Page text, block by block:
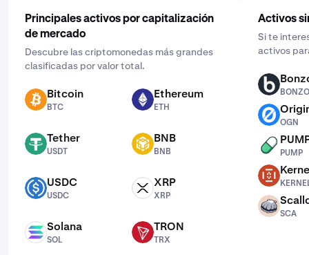
Principales activos por capitalización
de mercado
Descubre las criptomonedas más grandes
clasificadas por valor total.
BTC Bitcoin
BTC
ETH Ethereum
ETH
USDT Tether
USDT
BNB BNB
BNB
USDC USDC
USDC
XRP XRP
XRP
SOL Solana
SOL
TRX TRON
TRX
Activos
Si te
activos
BONZO
BONZO
OGN
OGN
PUMP
PUMP
KERNEL
SCA
SCA